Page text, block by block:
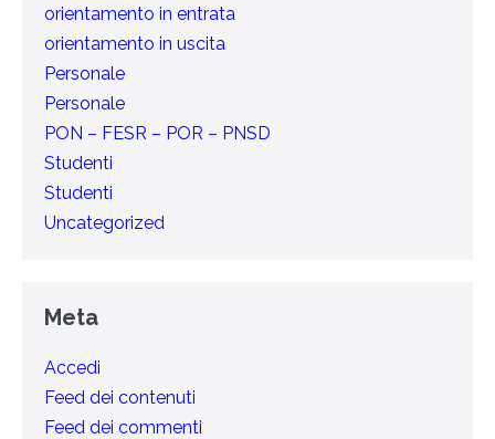
orientamento in entrata
orientamento in uscita
Personale
Personale
PON – FESR – POR – PNSD
Studenti
Studenti
Uncategorized
Meta
Accedi
Feed dei contenuti
Feed dei commenti